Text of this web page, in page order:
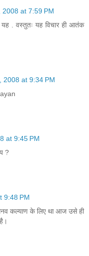
2008 at 7:59 PM
. वस्तुतः यह विचार ही आतंक
2008 at 9:34 PM
at 9:45 PM
?
9:48 PM
कल्याण के लिए था आज उसे ही